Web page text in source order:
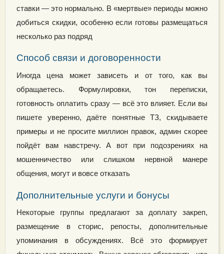
ставки — это нормально. В «мертвые» периоды можно
добиться скидки, особенно если готовы размещаться
несколько раз подряд
Способ связи и договоренности
Иногда цена может зависеть и от того, как вы
обращаетесь. Формулировки, тон переписки,
готовность оплатить сразу — всё это влияет. Если вы
пишете уверенно, даёте понятные ТЗ, скидываете
примеры и не просите миллион правок, админ скорее
пойдёт вам навстречу. А вот при подозрениях на
мошенничество или слишком нервной манере
общения, могут и вовсе отказать
Дополнительные услуги и бонусы
Некоторые группы предлагают за доплату закреп,
размещение в сторис, репосты, дополнительные
упоминания в обсуждениях. Всё это формирует